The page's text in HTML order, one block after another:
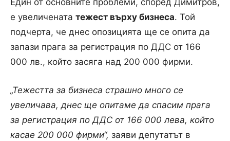
е увеличената тежест върху бизнеса. Той
подчерта, че днес опозицията ще се опита да
запази прага за регистрация по ДДС от 166
000 лв., който засяга над 200 000 фирми.
„Тежестта за бизнеса страшно много се
увеличава, днес ще опитаме да спасим прага
за регистрация по ДДС от 166 000 лева, който
касае 200 000 фирми“, заяви депутатът в